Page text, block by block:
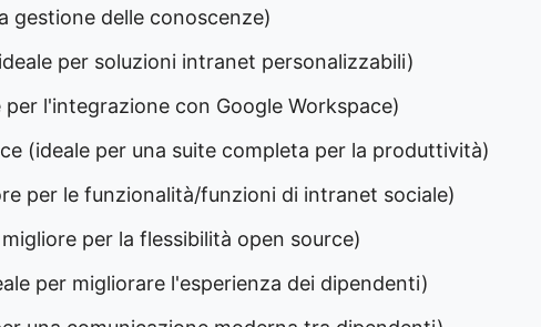
gestione delle conoscenze)
per soluzioni intranet personalizzabili)
per l'integrazione con Google Workspace)
(ideale per una suite completa per la produttività)
per le funzionalità/funzioni di intranet sociale)
per la flessibilità open source)
per migliorare l'esperienza dei dipendenti)